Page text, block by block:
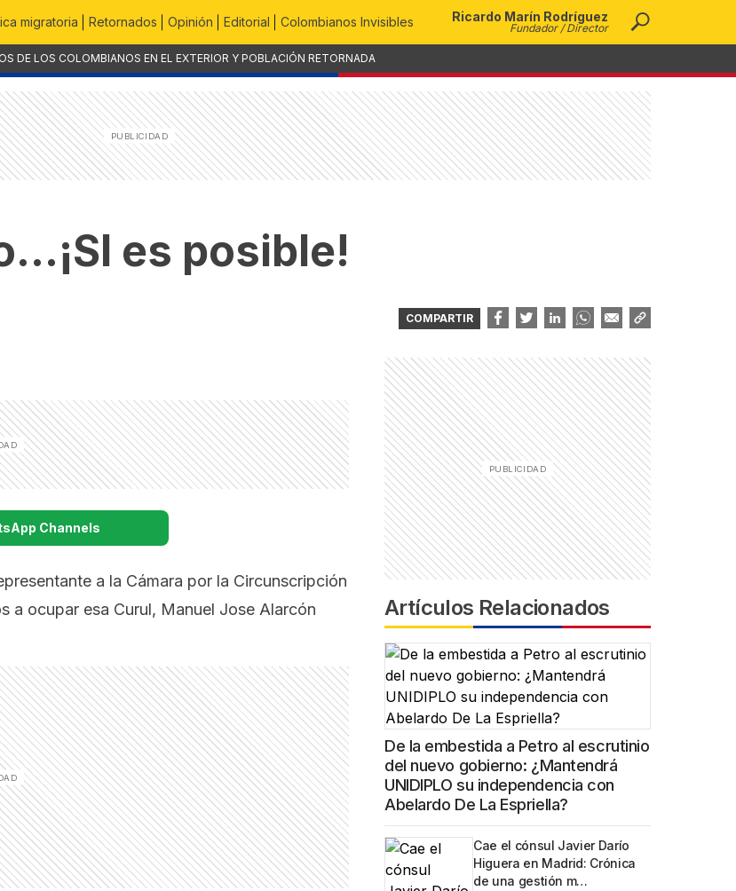
migratoria Retornados Opinión Editorial Colombianos Invisibles Ricardo Marín Rodríguez
Fundador / Director
DE LOS COLOMBIANOS EN EL EXTERIOR Y POBLACIÓN RETORNADA
es posible!
COMPARTIR
Channels
a la Cámara por la Circunscripción
a ocupar esa Curul, Manuel Jose Alarcón
Artículos Relacionados
De la embestida a Petro al escrutinio
del nuevo gobierno: ¿Mantendrá
UNIDIPLO su independencia con
Abelardo De La Espriella?
Cae el cónsul Javier Darío
Higuera en Madrid: Crónica
de una gestión m…